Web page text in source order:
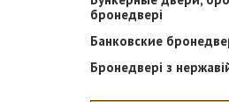
бронедвері
Банковские
Бронедвері з